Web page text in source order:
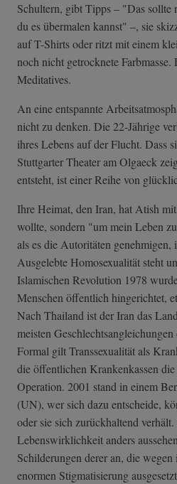
Schultern, gibt Tipps – "Das sollte
du es übermalen kannst" –, sie
auf T-Shirts oder ritzt mit einem
noch nicht getrocknete Farbmasse.
Meditatives.
An eine entspannte
nicht zu denken. Die 22-Jährige
ihres Lebens auf der Flucht. Dass
Stuttgarter Theater am Olgaeck
entsteht, ist einer Reihe von
Ihre Heimat, den Iran, hat Atish
wollte, sondern "um mein Leben
als es die Autoritäten
Ausgelebte Homosexualität steht
Islamischen Revolution 1978
Menschen öffentlich hingerichtet,
Nach Thailand ist der Iran das
meisten
Formal gilt Transsexualität als
die öffentlichen Krankenkassen
Operation. 2001 stand in einem
(UN), wer sich dazu entscheide,
oder sie sich zurückhaltend
Lebenswirklichkeit anders
Schilderungen derer an, die
enormen Stigmatisierung